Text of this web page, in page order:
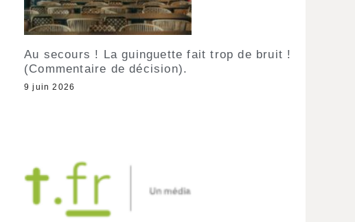
Au secours ! La guinguette fait trop de bruit !
(Commentaire de décision).
9 juin 2026